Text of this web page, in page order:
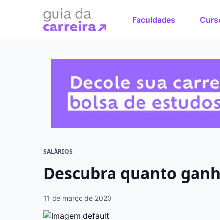
Faculdades
SALÁRIOS
Descubra quanto
11 de março de 2020
Faça o
Encontre bolsas